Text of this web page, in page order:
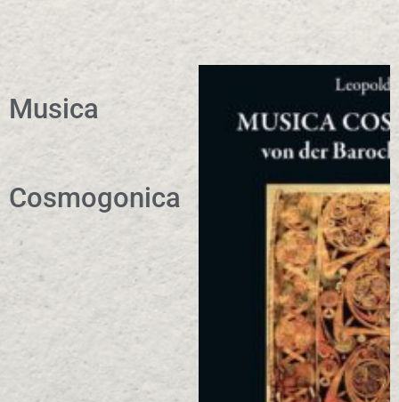
Musica
Cosmogonica